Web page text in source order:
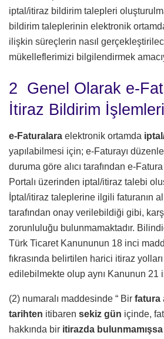
iptal/itiraz bildirim talepleri
bildirim taleplerinin elektronik
ilişkin süreçlerin nasıl
mükelleflerimizi bilgilendirmek
2 Genel Olarak e-
İtiraz Bildirim İşlemleri
e-Faturalara elektronik ortamda
yapılabilmesi için; e-Faturayı
duruma göre alıcı tarafından e-
Portalı üzerinden iptal/itiraz talebi
İptal/itiraz taleplerine ilgili faturanın
tarafından onay verilebildiği gibi,
zorunluluğu bulunmamaktadır.
Türk Ticaret Kanununun 18 inci
fıkrasında belirtilen harici itiraz
edilebilmekte olup aynı Kanunun 21
(2) numaralı maddesinde “ Bir fatura
tarihten itibaren sekiz gün içinde,
hakkında bir itirazda bulunmamışsa